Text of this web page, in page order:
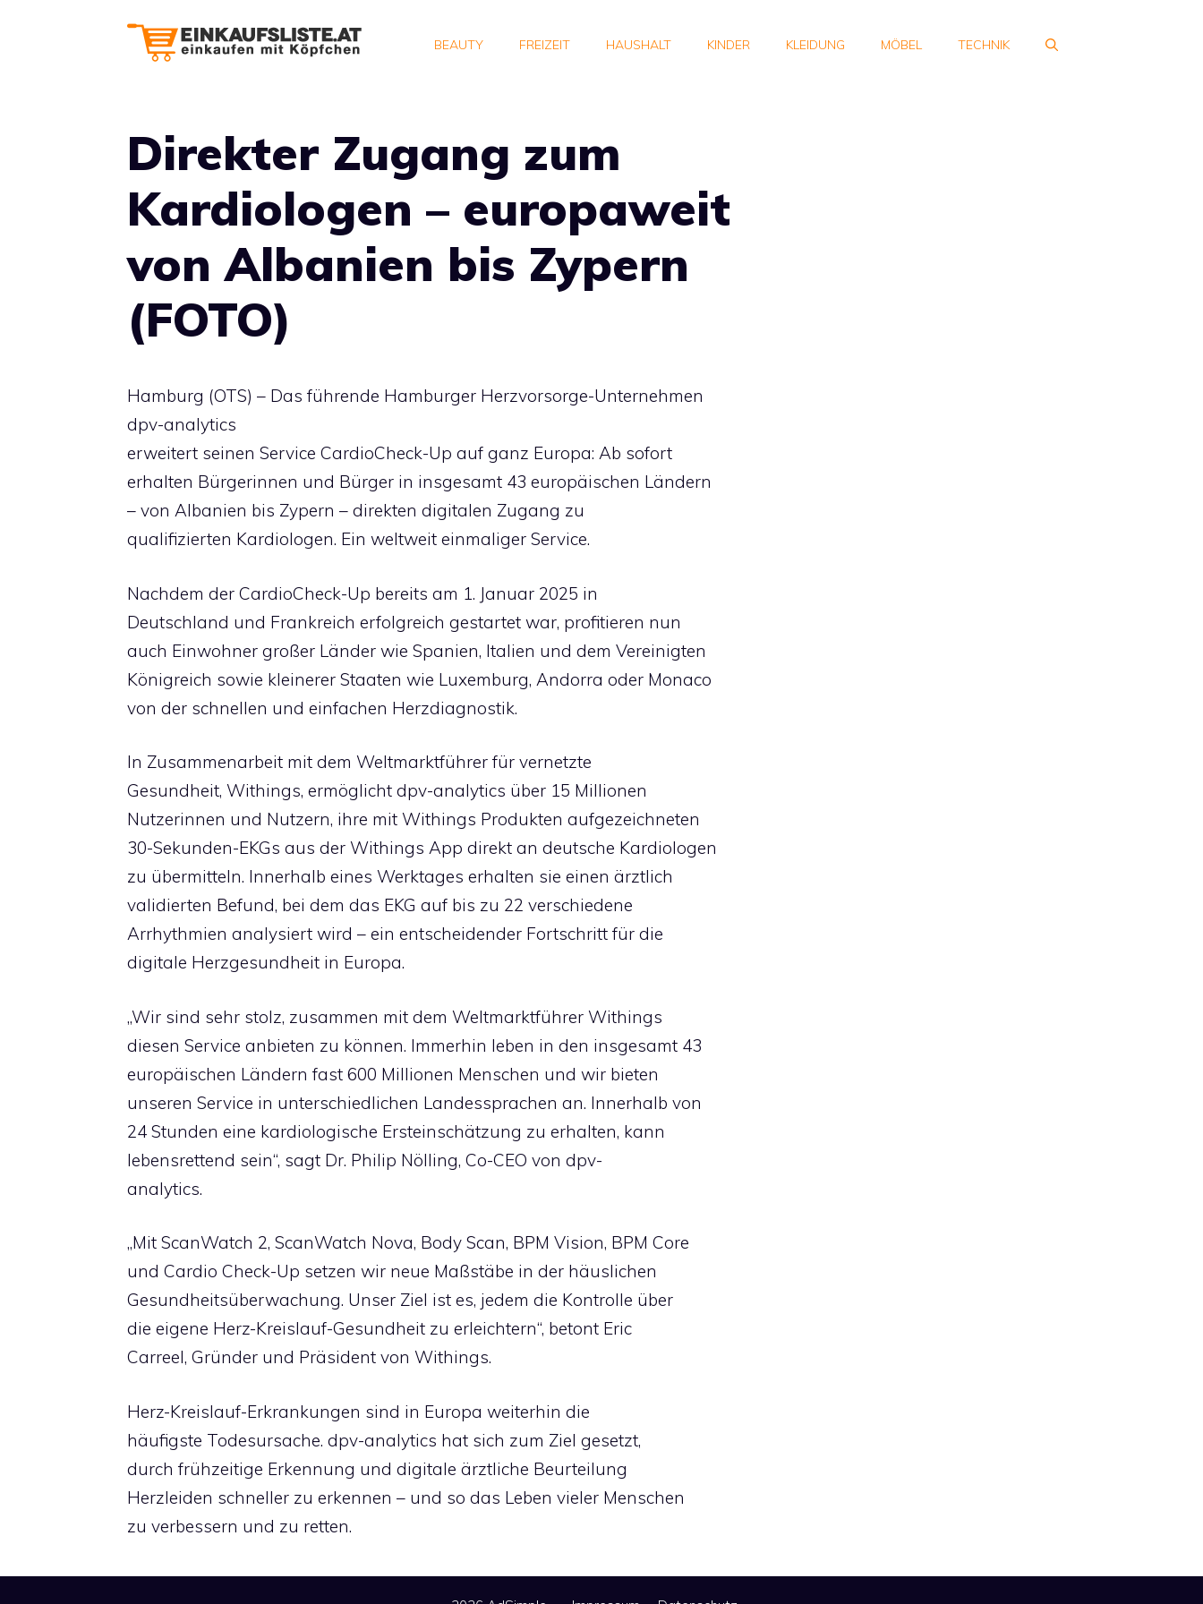
BEAUTY FREIZEIT HAUSHALT KINDER KLEIDUNG MÖBEL TECHNIK
Direkter Zugang zum
Kardiologen – europaweit
von Albanien bis Zypern
(FOTO)
Hamburg (OTS) – Das führende Hamburger Herzvorsorge-Unternehmen
dpv-analytics
erweitert seinen Service CardioCheck-Up auf ganz Europa: Ab sofort
erhalten Bürgerinnen und Bürger in insgesamt 43 europäischen Ländern
– von Albanien bis Zypern – direkten digitalen Zugang zu
qualifizierten Kardiologen. Ein weltweit einmaliger Service.
Nachdem der CardioCheck-Up bereits am 1. Januar 2025 in
Deutschland und Frankreich erfolgreich gestartet war, profitieren nun
auch Einwohner großer Länder wie Spanien, Italien und dem Vereinigten
Königreich sowie kleinerer Staaten wie Luxemburg, Andorra oder Monaco
von der schnellen und einfachen Herzdiagnostik.
In Zusammenarbeit mit dem Weltmarktführer für vernetzte
Gesundheit, Withings, ermöglicht dpv-analytics über 15 Millionen
Nutzerinnen und Nutzern, ihre mit Withings Produkten aufgezeichneten
30-Sekunden-EKGs aus der Withings App direkt an deutsche Kardiologen
zu übermitteln. Innerhalb eines Werktages erhalten sie einen ärztlich
validierten Befund, bei dem das EKG auf bis zu 22 verschiedene
Arrhythmien analysiert wird – ein entscheidender Fortschritt für die
digitale Herzgesundheit in Europa.
„Wir sind sehr stolz, zusammen mit dem Weltmarktführer Withings
diesen Service anbieten zu können. Immerhin leben in den insgesamt 43
europäischen Ländern fast 600 Millionen Menschen und wir bieten
unseren Service in unterschiedlichen Landessprachen an. Innerhalb von
24 Stunden eine kardiologische Ersteinschätzung zu erhalten, kann
lebensrettend sein“, sagt Dr. Philip Nölling, Co-CEO von dpv-
analytics.
„Mit ScanWatch 2, ScanWatch Nova, Body Scan, BPM Vision, BPM Core
und Cardio Check-Up setzen wir neue Maßstäbe in der häuslichen
Gesundheitsüberwachung. Unser Ziel ist es, jedem die Kontrolle über
die eigene Herz-Kreislauf-Gesundheit zu erleichtern“, betont Eric
Carreel, Gründer und Präsident von Withings.
Herz-Kreislauf-Erkrankungen sind in Europa weiterhin die
häufigste Todesursache. dpv-analytics hat sich zum Ziel gesetzt,
durch frühzeitige Erkennung und digitale ärztliche Beurteilung
Herzleiden schneller zu erkennen – und so das Leben vieler Menschen
zu verbessern und zu retten.